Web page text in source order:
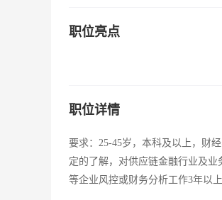
职位亮点
职位详情
要求：25-45岁，本科及以上，财
定的了解，对供应链金融行业及
等企业风控或财务分析工作3年以